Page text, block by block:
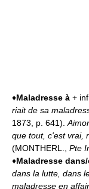
♦Maladresse à + inf.
riait de sa
1873, p. 641).
que tout, c'est vrai,
(MONTHERL., Pte
♦Maladresse dans/
dans la lutte, dans
maladresse en